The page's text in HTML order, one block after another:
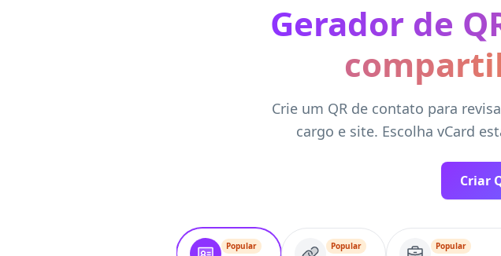
Gerador de
Crie um QR de contato para
cargo e site. Escolha vCard
Criar
Popular Popular Popular